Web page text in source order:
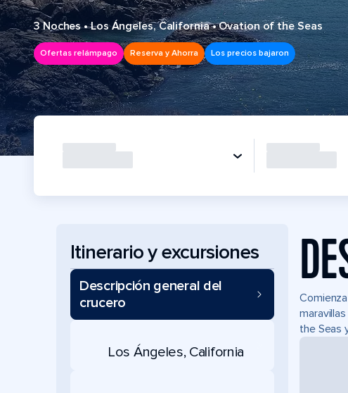
3 Noches•Los Ángeles, California•Ovation of the Seas
Ofertas relámpago Reserva y Ahorra Los precios bajaron
Itinerario y excursiones
Descripción general del
crucero
Los Ángeles, California
the Seas